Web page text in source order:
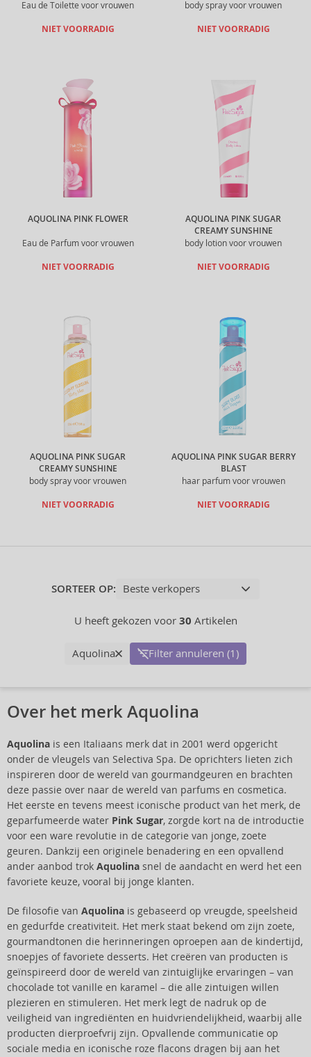
Eau de Toilette voor vrouwen
NIET VOORRADIG
body spray voor vrouwen
NIET VOORRADIG
AQUOLINA PINK FLOWER
Eau de Parfum voor vrouwen
NIET VOORRADIG
AQUOLINA PINK SUGAR
CREAMY SUNSHINE
body lotion voor vrouwen
NIET VOORRADIG
AQUOLINA PINK SUGAR
CREAMY SUNSHINE
body spray voor vrouwen
NIET VOORRADIG
AQUOLINA PINK SUGAR BERRY
BLAST
haar parfum voor vrouwen
NIET VOORRADIG
SORTEER OP:
U heeft gekozen voor 30 Artikelen
Aquolina Filter annuleren (1)
Over het merk Aquolina
Aquolina is een Italiaans merk dat in 2001 werd opgericht
onder de vleugels van Selectiva Spa. De oprichters lieten zich
inspireren door de wereld van gourmandgeuren en brachten
deze passie over naar de wereld van parfums en cosmetica.
Het eerste en tevens meest iconische product van het merk, de
geparfumeerde water Pink Sugar, zorgde kort na de introductie
voor een ware revolutie in de categorie van jonge, zoete
geuren. Dankzij een originele benadering en een opvallend
ander aanbod trok Aquolina snel de aandacht en werd het een
favoriete keuze, vooral bij jonge klanten.
De filosofie van Aquolina is gebaseerd op vreugde, speelsheid
en gedurfde creativiteit. Het merk staat bekend om zijn zoete,
gourmandtonen die herinneringen oproepen aan de kindertijd,
snoepjes of favoriete desserts. Het creëren van producten is
geïnspireerd door de wereld van zintuiglijke ervaringen – van
chocolade tot vanille en karamel – die alle zintuigen willen
plezieren en stimuleren. Het merk legt de nadruk op de
veiligheid van ingrediënten en huidvriendelijkheid, waarbij alle
producten dierproefvrij zijn. Opvallende communicatie op
sociale media en iconische roze flacons dragen bij aan het